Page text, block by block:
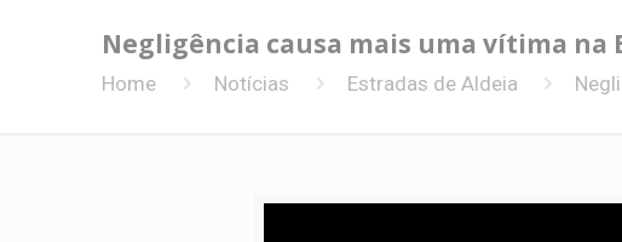
Negligência causa mais uma vítima na
Home Notícias Estradas de Aldeia